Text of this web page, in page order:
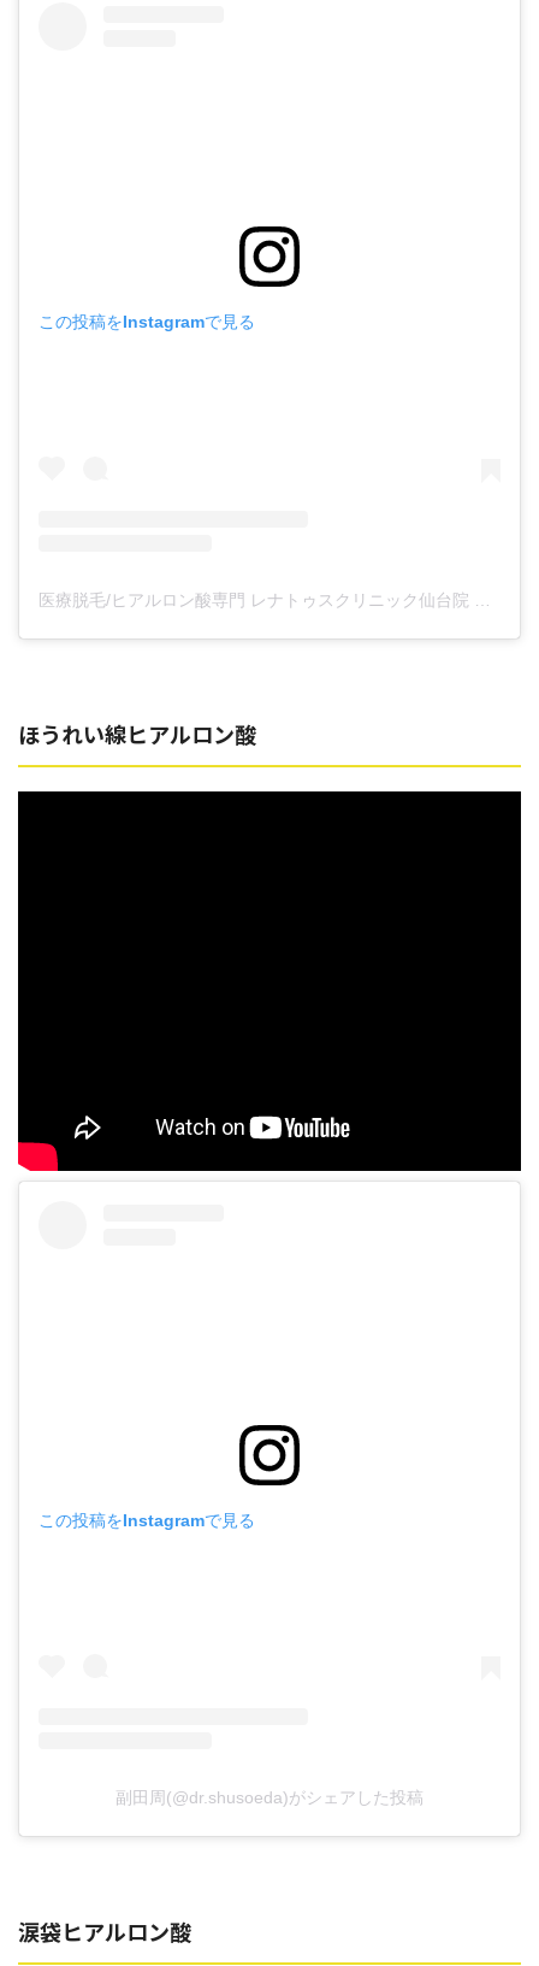
この投稿をInstagramで見る
ほうれい線ヒアルロン酸
この投稿をInstagramで見る
副田周(@dr.shusoeda)がシェアした投稿
涙袋ヒアルロン酸